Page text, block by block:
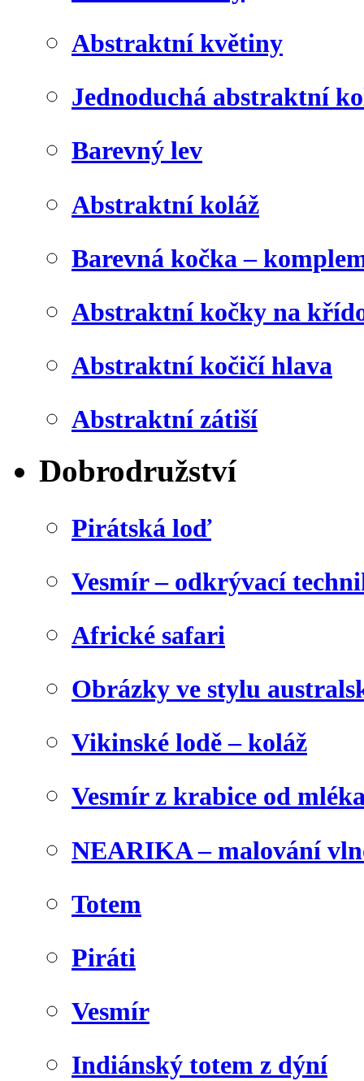
Abstraktní květiny
Jednoduchá abstraktní
Barevný lev
Abstraktní koláž
Barevná kočka –
Abstraktní kočky na
Abstraktní kočičí hlava
Abstraktní zátiší
Dobrodružství
Pirátská loď
Vesmír – odkrývací
Africké safari
Obrázky ve stylu
Vikinské lodě – koláž
Vesmír z krabice od
NEARIKA – malování
Totem
Piráti
Vesmír
Indiánský totem z dýní